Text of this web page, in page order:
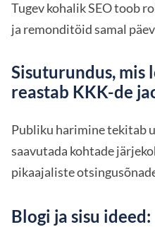
Tugev kohalik SEO toob
ja remonditöid samal
Sisuturundus, mis
reastab KKK-de
Publiku harimine tekitab
saavutada kohtade
pikaajaliste
Blogi ja sisu ideed: